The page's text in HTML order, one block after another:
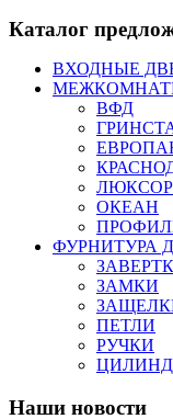
Каталог
ВХОДНЫЕ
ВФД
ЛЮКСОР
ОКЕАН
ФУРНИТУРА
ЗАМКИ
ПЕТЛИ
РУЧКИ
Наши новости